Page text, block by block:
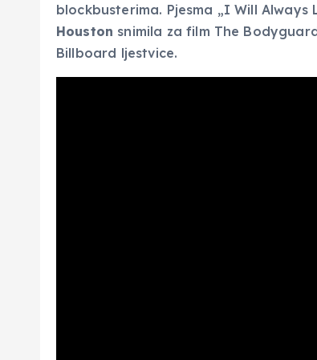
blockbusterima. Pjesma „I Will Always
Houston snimila za film The
Billboard ljestvice.